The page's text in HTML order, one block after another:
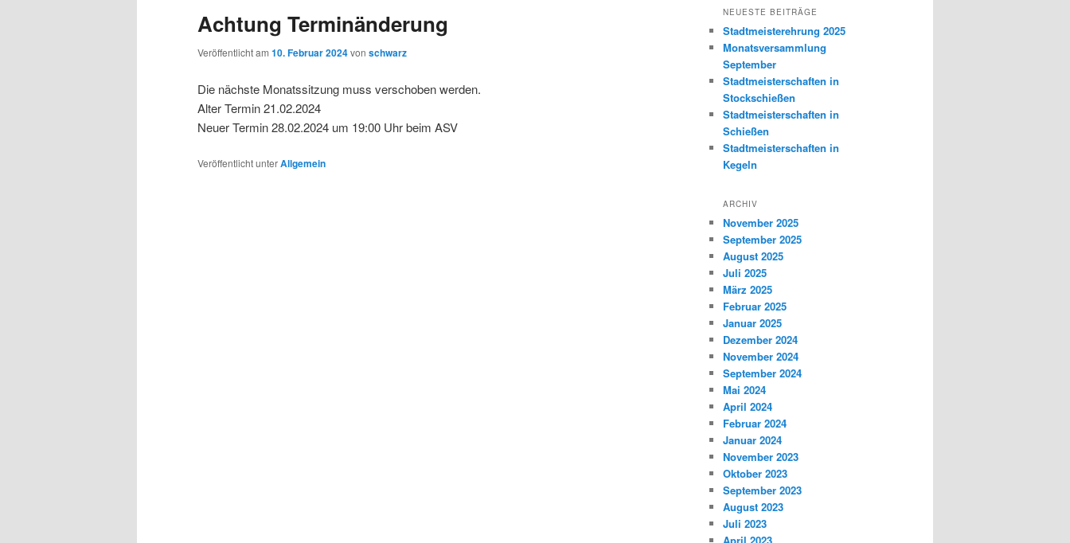
wechseln
Achtung Terminänderung
Veröffentlicht am 10. Februar 2024von schwarz
Die nächste Monatssitzung muss verschoben werden.
Alter Termin 21.02.2024
Neuer Termin 28.02.2024 um 19:00 Uhr beim ASV
Veröffentlicht unterAllgemein
h
n
NEUESTE BEITRÄGE
Stadtmeisterehrung 2025
Monatsversammlung
September
Stadtmeisterschaften in
Stockschießen
Stadtmeisterschaften in
Schießen
Stadtmeisterschaften in
Kegeln
ARCHIV
November 2025
September 2025
August 2025
Juli 2025
März 2025
Februar 2025
Januar 2025
Dezember 2024
November 2024
September 2024
Mai 2024
April 2024
Februar 2024
Januar 2024
November 2023
Oktober 2023
September 2023
August 2023
Juli 2023